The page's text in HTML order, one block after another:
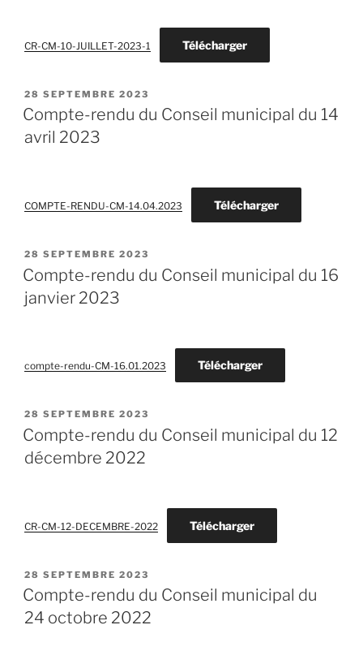
CR-CM-10-JUILLET-2023-1 Télécharger
PUBLIÉ
LE
28 SEPTEMBRE 2023
Compte-rendu du Conseil municipal du 14
avril 2023
COMPTE-RENDU-CM-14.04.2023 Télécharger
PUBLIÉ
LE
28 SEPTEMBRE 2023
Compte-rendu du Conseil municipal du 16
janvier 2023
compte-rendu-CM-16.01.2023 Télécharger
PUBLIÉ
LE
28 SEPTEMBRE 2023
Compte-rendu du Conseil municipal du 12
décembre 2022
CR-CM-12-DECEMBRE-2022 Télécharger
PUBLIÉ
LE
28 SEPTEMBRE 2023
Compte-rendu du Conseil municipal du
24 octobre 2022